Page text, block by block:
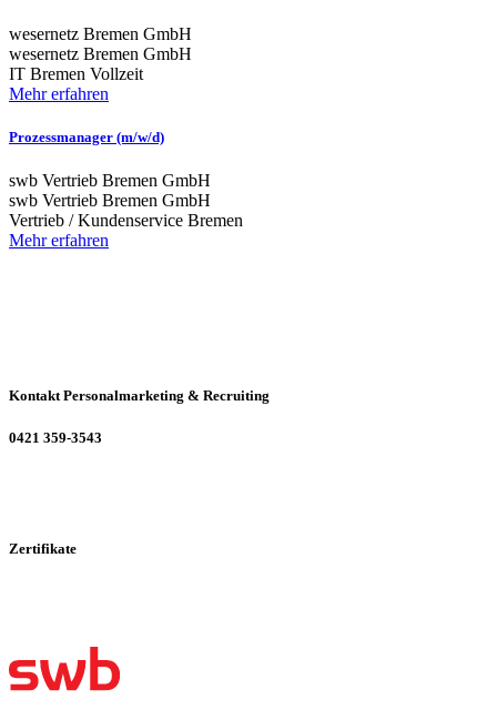
wesernetz Bremen GmbH
wesernetz Bremen GmbH
IT Bremen Vollzeit
Mehr erfahren
Prozessmanager (m/w/d)
swb Vertrieb Bremen GmbH
swb Vertrieb Bremen GmbH
Vertrieb / Kundenservice Bremen
Mehr erfahren
Kontakt Personalmarketing & Recruiting
0421 359-3543
Zertifikate